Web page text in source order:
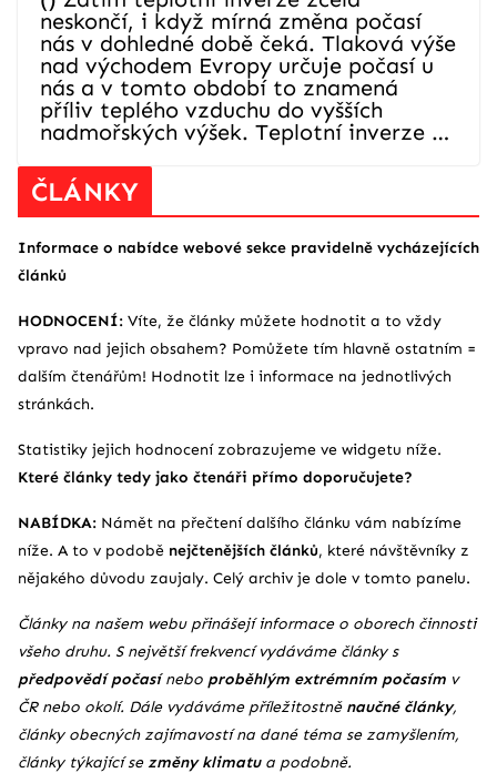
neskončí, i když mírná změna počasí
nás v dohledné době čeká. Tlaková výše
nad východem Evropy určuje počasí u
nás a v tomto období to znamená
příliv teplého vzduchu do vyšších
nadmořských výšek. Teplotní inverze …
ČLÁNKY
Informace o nabídce webové sekce pravidelně vycházejících
článků
HODNOCENÍ: Víte, že články můžete hodnotit a to vždy
vpravo nad jejich obsahem? Pomůžete tím hlavně ostatním =
dalším čtenářům! Hodnotit lze i informace na jednotlivých
stránkách.
Statistiky jejich hodnocení zobrazujeme ve widgetu níže.
Které články tedy jako čtenáři přímo doporučujete?
NABÍDKA: Námět na přečtení dalšího článku vám nabízíme
níže. A to v podobě nejčtenějších článků, které návštěvníky z
nějakého důvodu zaujaly. Celý archiv je dole v tomto panelu.
Články na našem webu přinášejí informace o oborech činnosti
všeho druhu. S největší frekvencí vydáváme články s
předpovědí počasínebo proběhlým extrémním počasím v
ČR nebo okolí. Dále vydáváme příležitostně naučné články,
články obecných zajímavostí na dané téma se zamyšlením,
články týkající sezměny klimatua podobně.